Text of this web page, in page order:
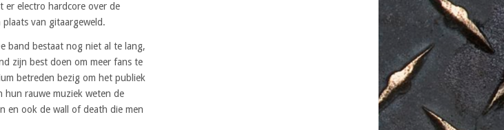
er electro hardcore over de
plaats van gitaargeweld.
band bestaat nog niet al te lang,
zijn best doen om meer fans te
betreden bezig om het publiek
hun rauwe muziek weten de
en ook de wall of death die men